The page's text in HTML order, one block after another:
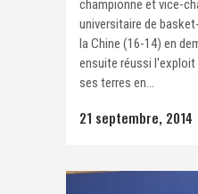
championne et vice-
universitaire de
la Chine (16-14) en
ensuite réussi l'exploit
ses terres en...
21 septembre, 2014